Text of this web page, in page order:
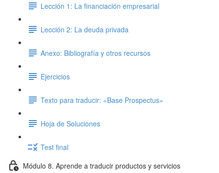
Lección 1: La financiación empresarial
Lección 2: La deuda privada
Anexo: Bibliografía y otros recursos
Ejercicios
Texto para traducir: «Base Prospectus»
Hoja de Soluciones
Test final
Módulo 8. Aprende a traducir productos y servicios